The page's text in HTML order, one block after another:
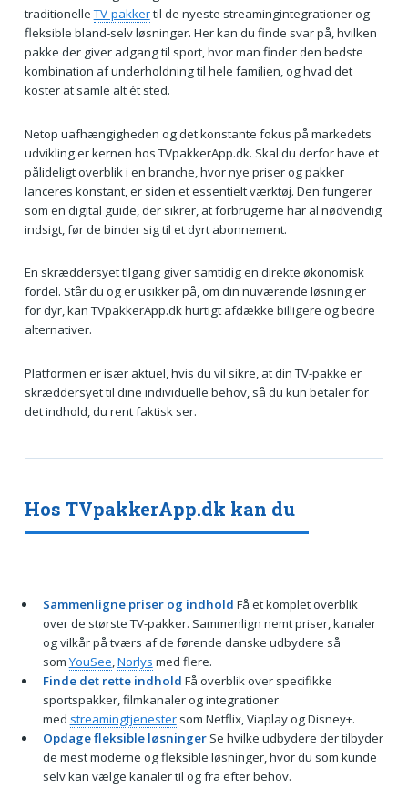
traditionelleTV-pakkertil de nyeste streamingintegrationer og
fleksible bland-selv løsninger. Her kan du finde svar på, hvilken
pakke der giver adgang til sport, hvor man finder den bedste
kombination af underholdning til hele familien, og hvad det
koster at samle alt ét sted.
Netop uafhængigheden og det konstante fokus på markedets
udvikling er kernen hos TVpakkerApp.dk. Skal du derfor have et
pålideligt overblik i en branche, hvor nye priser og pakker
lanceres konstant, er siden et essentielt værktøj. Den fungerer
som en digital guide, der sikrer, at forbrugerne har al nødvendig
indsigt, før de binder sig til et dyrt abonnement.
En skræddersyet tilgang giver samtidig en direkte økonomisk
fordel. Står du og er usikker på, om din nuværende løsning er
for dyr, kan TVpakkerApp.dk hurtigt afdække billigere og bedre
alternativer.
Platformen er især aktuel, hvis du vil sikre, at din TV-pakke er
skræddersyet til dine individuelle behov, så du kun betaler for
det indhold, du rent faktisk ser.
Hos TVpakkerApp.dk kan du
Sammenligne priser og indhold Få et komplet overblik
over de største TV-pakker. Sammenlign nemt priser, kanaler
og vilkår på tværs af de førende danske udbydere så
som YouSee Norlys med flere.
Finde det rette indhold Få overblik over specifikke
sportspakker, filmkanaler og integrationer
med streamingtjenestersom Netflix, Viaplay og Disney+.
Opdage fleksible løsningerSe hvilke udbydere der tilbyder
de mest moderne og fleksible løsninger, hvor du som kunde
selv kan vælge kanaler til og fra efter behov.